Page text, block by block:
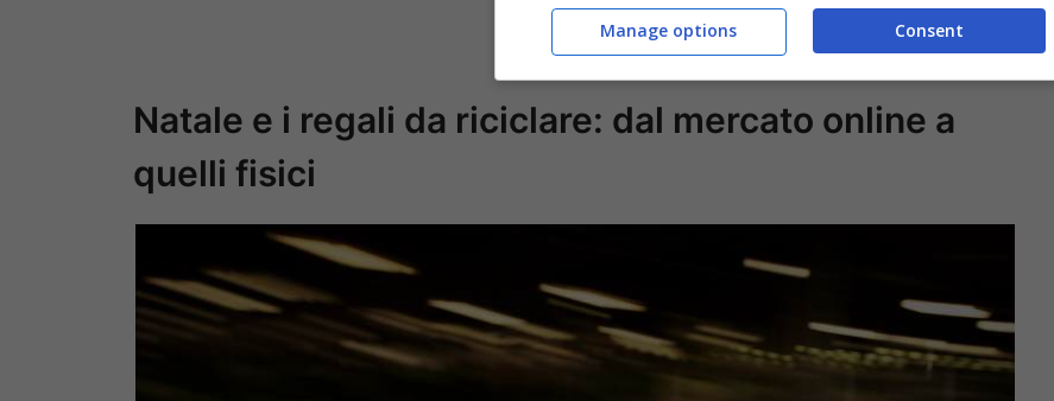
Natale e i regali da riciclare: dal mercato online a
quelli fisici
Consent
Manage options